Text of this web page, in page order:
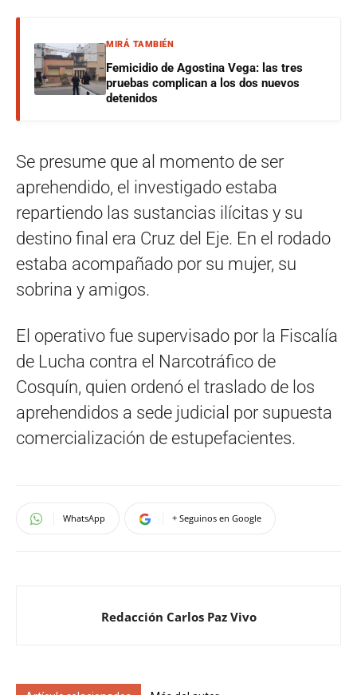
MIRÁ TAMBIÉN
Femicidio de Agostina Vega: las tres
pruebas complican a los dos nuevos
detenidos
Se presume que al momento de ser
aprehendido, el investigado estaba
repartiendo las sustancias ilícitas y su
destino final era Cruz del Eje. En el rodado
estaba acompañado por su mujer, su
sobrina y amigos.
El operativo fue supervisado por la Fiscalía
de Lucha contra el Narcotráfico de
Cosquín, quien ordenó el traslado de los
aprehendidos a sede judicial por supuesta
comercialización de estupefacientes.
WhatsApp + Seguinos en Google
Redacción Carlos Paz Vivo